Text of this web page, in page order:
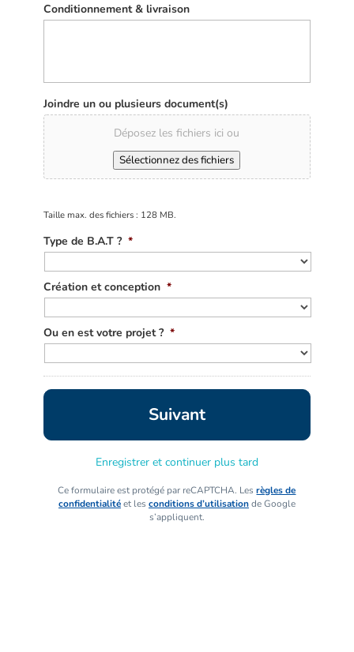
Conditionnement & livraison
Joindre un ou plusieurs document(s)
Déposez les fichiers ici ou
Sélectionnez des fichiers
Taille max. des fichiers : 128 MB.
Type de B.A.T ? *
Création et conception *
Ou en est votre projet ? *
Enregistrer et continuer plus tard
Ce formulaire est protégé par reCAPTCHA. Lesrègles de
confidentialitéet les conditions d’utilisationde Google
s’appliquent.